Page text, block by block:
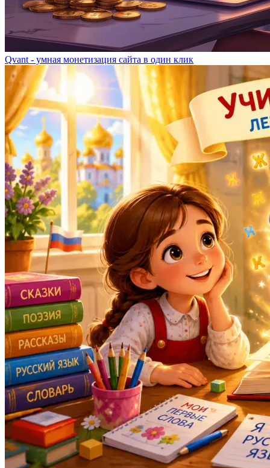
Qvant - умная монетизация сайта в один клик